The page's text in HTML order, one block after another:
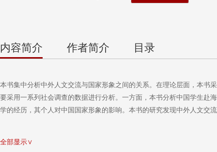
内容简介 作者简介 目录
本书集中分析中外人文交流与国家形象之间的关系。在理论层面，本书
要采用一系列社会调查的数据进行分析。一方面，本书分析中国学生赴
学的经历，其个人对中国国家形象的影响。本书的研究发现中外人文交
全部显示∨